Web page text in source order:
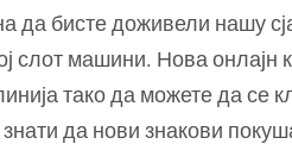
да бисте доживели нашу
слот машини. Нова онлајн
тако да можете да се
да нови знакови